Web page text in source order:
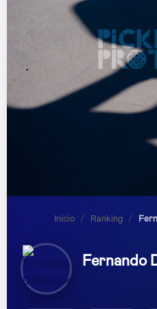
Inicio / Ranking /
Fernando